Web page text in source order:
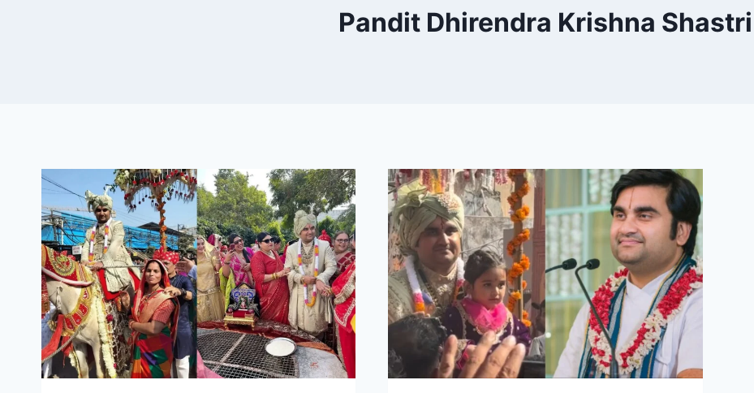
Pandit Dhirendra Krishna Shastri